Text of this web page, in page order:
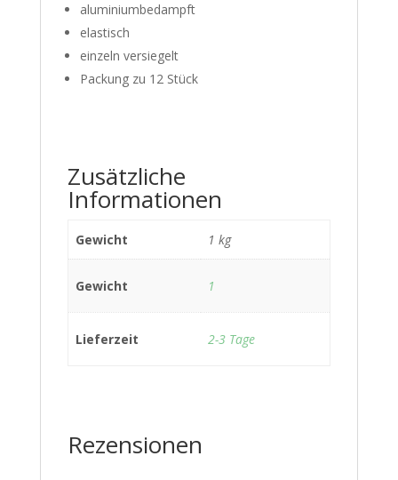
aluminiumbedampft
elastisch
einzeln versiegelt
Packung zu 12 Stück
Zusätzliche
Informationen
Gewicht 1 kg
Gewicht 1
Lieferzeit 2-3 Tage
Rezensionen